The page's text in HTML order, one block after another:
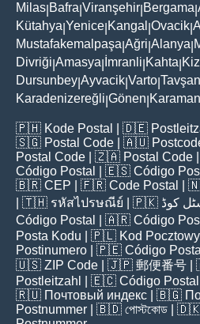
Milas Bafra Viranşehir Bergama
Kütahya Yenice Kangal Ovacik
Mustafakemalpaşa Ağri Alanya
Divriği Amasya İmranli Kahta
Dursunbey Ayvacik Varto
Karadenizereğli Gönen Karaman
🇵🇭 Kode Postal | 🇩🇪
🇸🇬 Postal Code | 🇦🇺
Postal Code | 🇿🇦 Postal Code
Código Postal
| 🇪🇸 Código
🇧🇷 CEP | 🇫🇷 Code Postal |
| 🇹🇭 รหัสไปรษณีย์ | 🇵🇰 کوڈ
Código Postal
| 🇦🇷 Código
Posta Kodu | 🇵🇱 Kod Pocztowy
Postinumero | 🇵🇪 Código Postal
🇺🇸 ZIP Code | 🇯🇵 郵便番号 |
Postleitzahl
| 🇪🇨 Código Postal
🇷🇺 Почтовый индекс | 🇧🇬
Postnummer | 🇧🇩 পোস্টকোড |